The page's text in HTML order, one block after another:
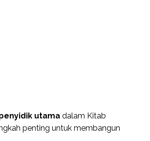
utama dalam Kitab
penting untuk membangun